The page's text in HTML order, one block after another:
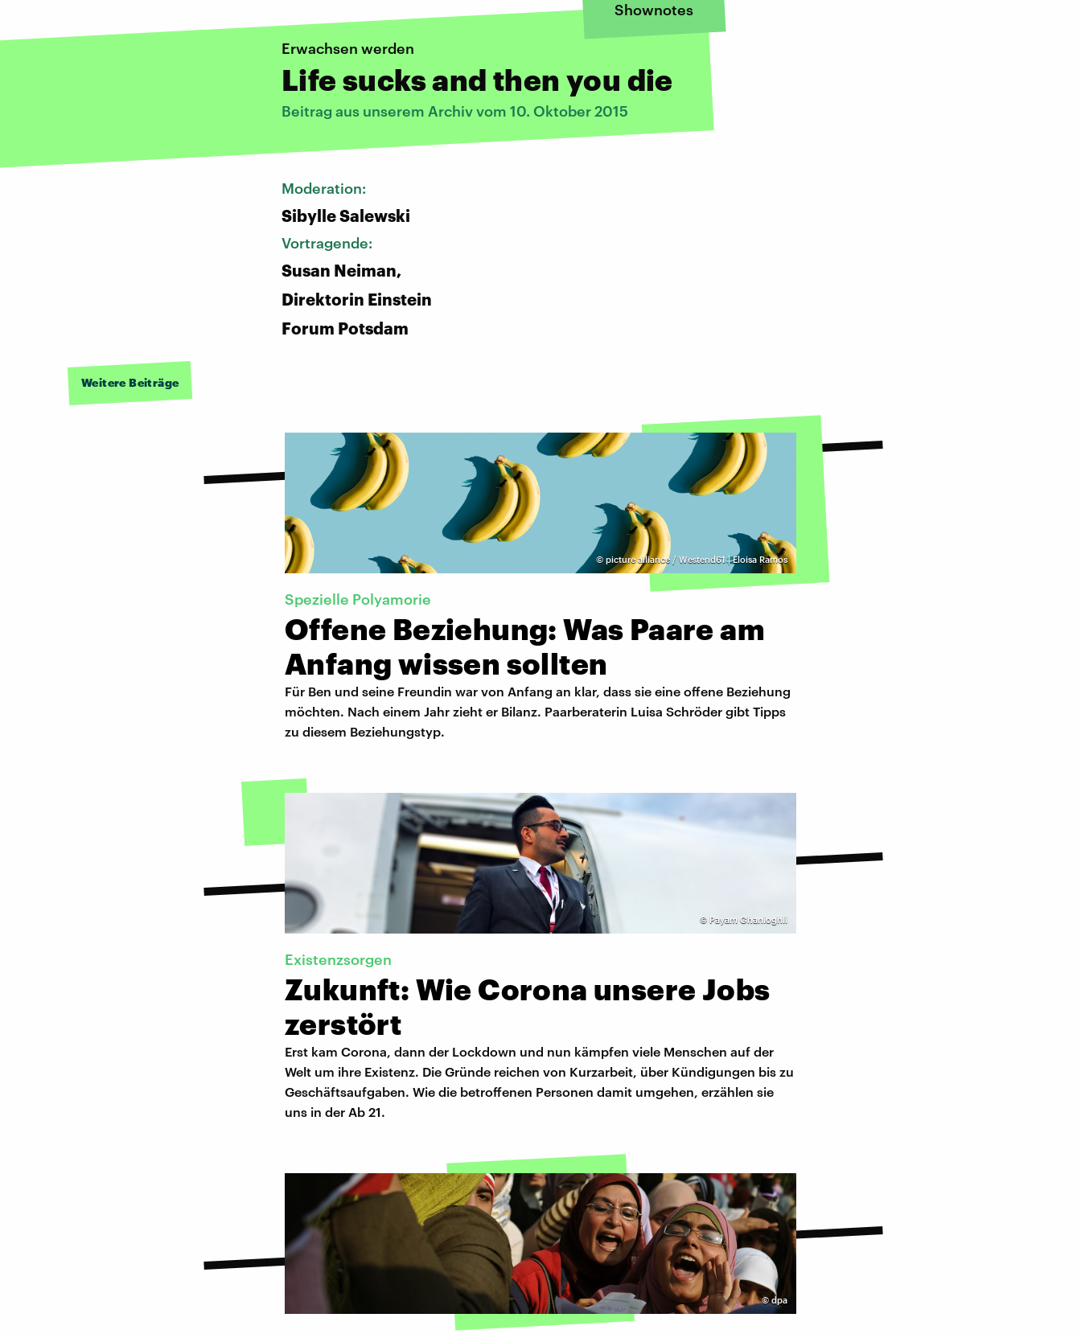
Shownotes
​Erwachsen werden
Life sucks and then you die
Beitrag aus unserem Archiv vom 10. Oktober 2015
​Moderation:
Sibylle Salewski
Vortragende:
Susan Neiman,
Direktorin Einstein
Forum Potsdam
Weitere Beiträge
© picture alliance / Westend61 | Eloisa Ramos
Spezielle Polyamorie
Offene Beziehung: Was Paare am
Anfang wissen sollten
Für Ben und seine Freundin war von Anfang an klar, dass sie eine offene Beziehung
möchten. Nach einem Jahr zieht er Bilanz. Paarberaterin Luisa Schröder gibt Tipps
zu diesem Beziehungstyp.
© Payam Ghanioghli
Existenzsorgen
Zukunft: Wie Corona unsere Jobs
zerstört
Erst kam Corona, dann der Lockdown und nun kämpfen viele Menschen auf der
Welt um ihre Existenz. Die Gründe reichen von Kurzarbeit, über Kündigungen bis zu
Geschäftsaufgaben. Wie die betroffenen Personen damit umgehen, erzählen sie
uns in der Ab 21.
© dpa